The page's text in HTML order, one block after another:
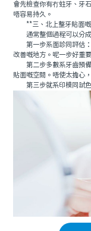
會先檢查你有冇蛀牙、牙
唔容易持久。
**三、北上整牙貼面嘅
通常整個過程可以分成
第一步系面診同評估：
改善嘅地方。呢一步好重
第二步多數系牙齒預備
貼面嘅空間。唔使太擔心
第三步就系印模同試色